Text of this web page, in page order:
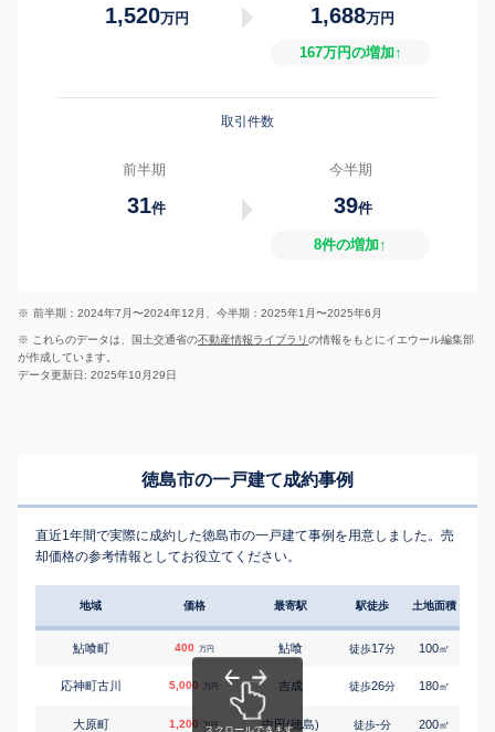
1,520万円 1,688万円
167万円の増加↑
取引件数
前半期
31件
今半期
39件
8件の増加↑
※ 前半期：2024年7月〜2024年12月、今半期：2025年1月〜2025年6月
※ これらのデータは、国土交通省の不動産情報ライブラリの情報をもとにイエウール編集部
が作成しています。
データ更新日: 2025年10月29日
徳島市の一戸建て成約事例
直近1年間で実際に成約した徳島市の一戸建て事例を用意しました。売
却価格の参考情報としてお役立てください。
地域 価格 最寄駅 駅徒歩 土地面積
鮎喰町 400 万円 鮎喰 徒歩17分 100㎡
応神町古川 5,000 万円 吉成 徒歩26分 180㎡
大原町 1,200 万円 中田(徳島) 徒歩-分 200㎡